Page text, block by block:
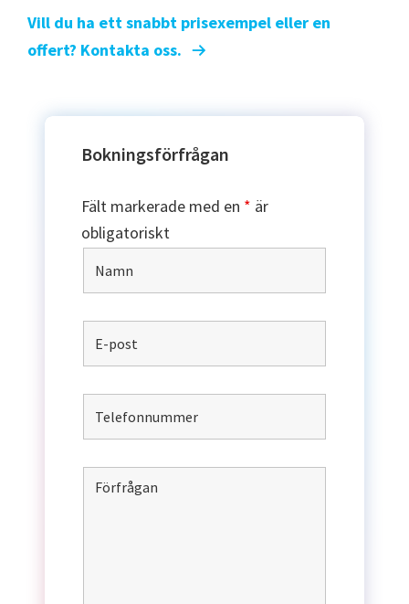
Vill du ha ett snabbt prisexempel eller en
offert? Kontakta oss.
Bokningsförfrågan
Fält markerade med en * är
obligatoriskt